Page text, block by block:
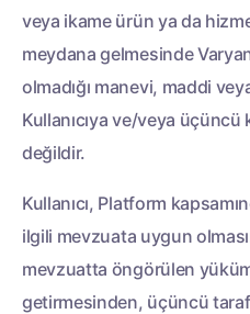
veya ikame ürün ya da
meydana gelmesinde
olmadığı manevi, maddi
Kullanıcıya ve/veya üçüncü
değildir.
Kullanıcı, Platform
ilgili mevzuata uygun
mevzuatta öngörülen
getirmesinden, üçüncü